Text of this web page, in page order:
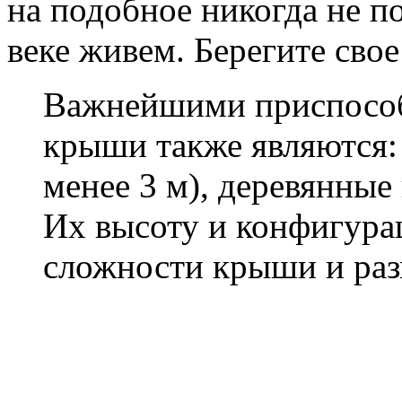
на подобное никогда не
веке живем. Берегите
Важнейшими
крыши также
менее 3 м), деревянные
Их высоту и
сложности крыши и